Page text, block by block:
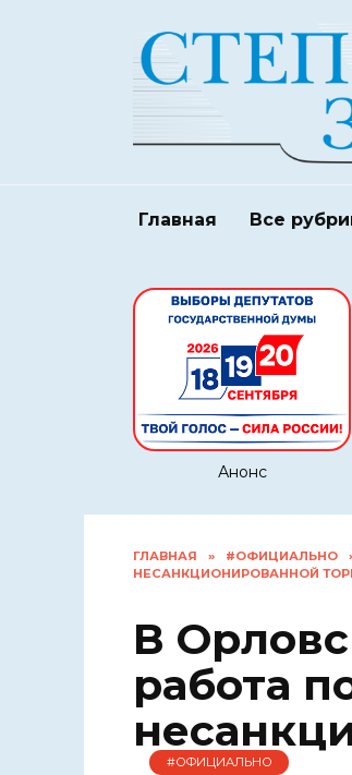
Главная Все
Анонс
ГЛАВНАЯ » #ОФИЦИАЛЬНО
НЕСАНКЦИОНИРОВАННОЙ
В
работа
#ОФИЦИАЛЬНО